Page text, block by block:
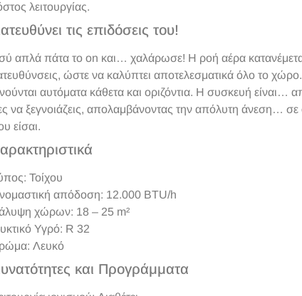
λειτουργίας.
τις επιδόσεις του!
απλά πάτα το on και… χαλάρωσε! Η ροή αέρα
ώστε να καλύπτει αποτελεσματικά όλο το
αυτόματα κάθετα και οριζόντια. Η συσκευή είναι…
να ξεγνοιάζεις, απολαμβάνοντας την απόλυτη άνεση… σε
είσαι.
Τοίχου
απόδοση: 12.000 BTU/h
χώρων: 18 – 25 m²
Υγρό: R 32
Λευκό
και Προγράμματα